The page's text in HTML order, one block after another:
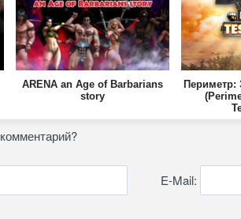
ARENA an Age of Barbarians
story
Периметр:
E-Mail: